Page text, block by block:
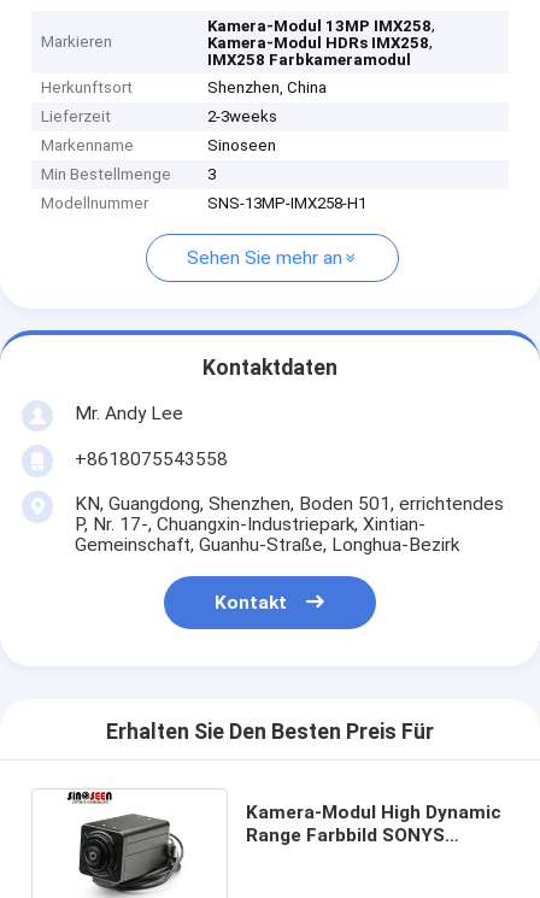
Markieren
Kamera-Modul 13MP IMX258,
Kamera-Modul HDRs IMX258,
IMX258 Farbkameramodul
Herkunftsort
Shenzhen, China
Lieferzeit
2-3weeks
Markenname
Sinoseen
Min Bestellmenge
3
Modellnummer
SNS-13MP-IMX258-H1
Sehen Sie mehr an
Kontaktdaten
Mr. Andy Lee
+8618075543558
KN, Guangdong, Shenzhen, Boden 501, errichtendes
P, Nr. 17-, Chuangxin-Industriepark, Xintian-
Gemeinschaft, Guanhu-Straße, Longhua-Bezirk
Kontakt
Erhalten Sie Den Besten Preis Für
Kamera-Modul High Dynamic
Range Farbbild SONYS